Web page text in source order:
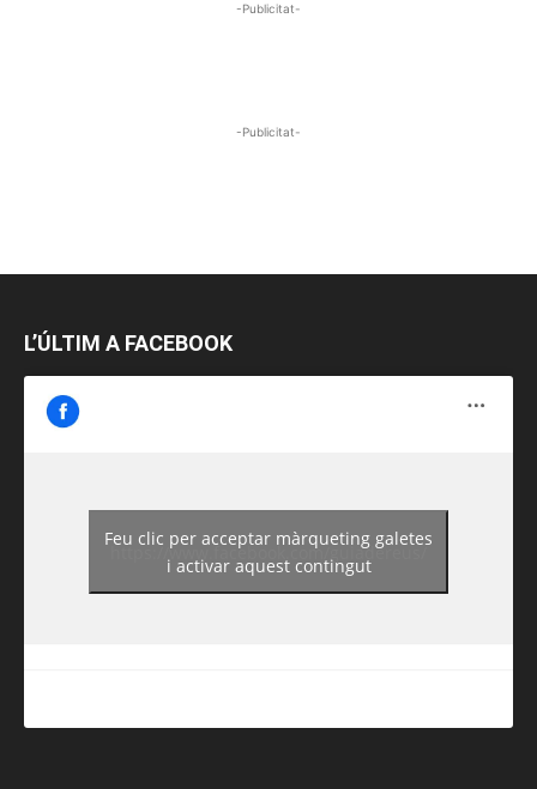
-Publicitat-
-Publicitat-
L’ÚLTIM A FACEBOOK
https://www.facebook.com/guiadereus/
Feu clic per acceptar màrqueting galetes
i activar aquest contingut